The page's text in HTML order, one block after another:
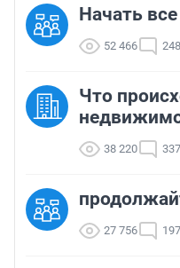
Начать
52 466 248
Что
38 220 337
27 756 197